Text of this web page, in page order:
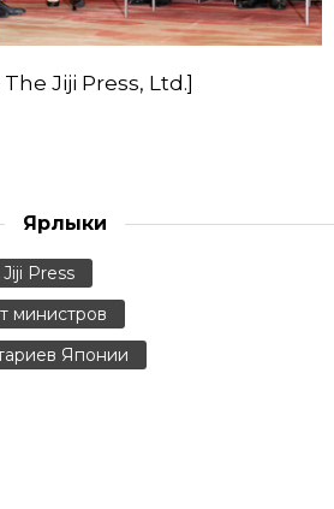
Jiji Press, Ltd.]
Ярлыки
Jiji Press
министров
Японии